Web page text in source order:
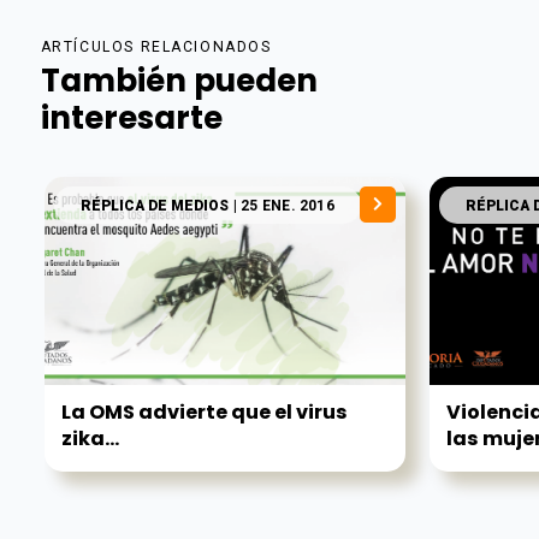
ARTÍCULOS RELACIONADOS
También pueden
interesarte
RÉPLICA DE MEDIOS | 25 ENE. 2016
La OMS advierte que el virus
zika...
RÉPLICA
las